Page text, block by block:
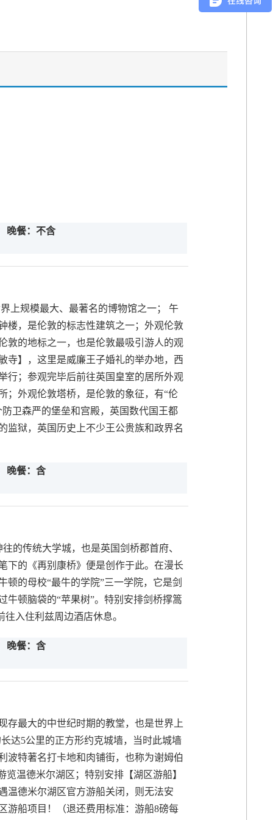
晚餐：不含
上规模最大、最著名的博物馆之一； 午
楼，是伦敦的标志性建筑之一；外观伦敦
敦的地标之一，也是伦敦最吸引游人的观
】，这里是威廉王子婚礼的举办地，西
行；参观完毕后前往英国皇室的居所外观
；外观伦敦塔桥，是伦敦的象征，有“伦
卫森严的堡垒和宫殿，英国数代国王都
监狱，英国历史上不少王公贵族和政界名
晚餐：含
的传统大学城，也是英国剑桥郡首府、
下的《再别康桥》便是创作于此。在漫长
的母校“最牛的学院”三一学院，它是剑
牛顿脑袋的“苹果树”。特别安排剑桥撑篙
入住利兹周边酒店休息。
晚餐：含
存最大的中世纪时期的教堂，也是世界上
达5公里的正方形约克城墙，当时此城墙
波特著名打卡地和肉铺街，也称为谢姆伯
温德米尔湖区；特别安排【湖区游船】
温德米尔湖区官方游船关闭，则无法安
游船项目！（退还费用标准：游船8磅每